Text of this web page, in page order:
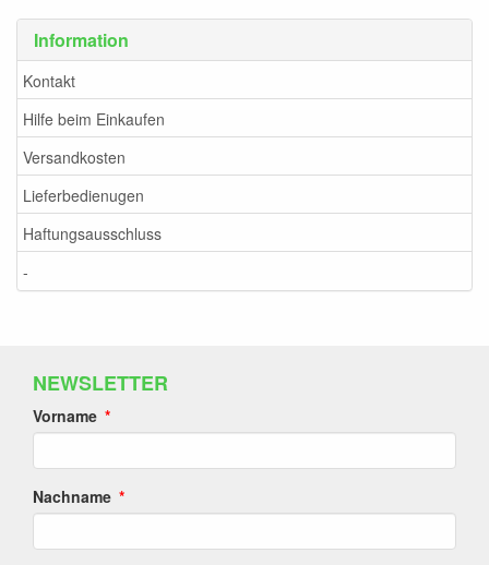
Information
Kontakt
Hilfe beim Einkaufen
Versandkosten
Lieferbedienugen
Haftungsausschluss
-
NEWSLETTER
Vorname
Nachname